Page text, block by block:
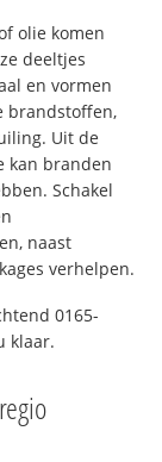
olie komen
deeltjes
en vormen
brandstoffen,
Uit de
kan branden
Schakel
naast
verhelpen.
0165-
klaar.